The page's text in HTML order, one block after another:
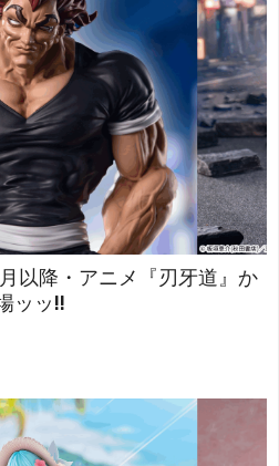
以降・アニメ『刃牙道』か
ッッ!!